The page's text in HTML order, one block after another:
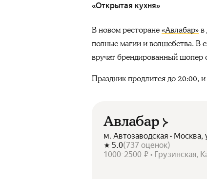
«Открытая кухня»
В новом ресторане«Авлабар»в
полные магии и волшебства. В
вручат брендированный шопер
Праздник продлится до 20:00,
Авлабар
м. Автозаводская •
5.0(737 оценок)
1000-2500 ₽ • Грузинская,